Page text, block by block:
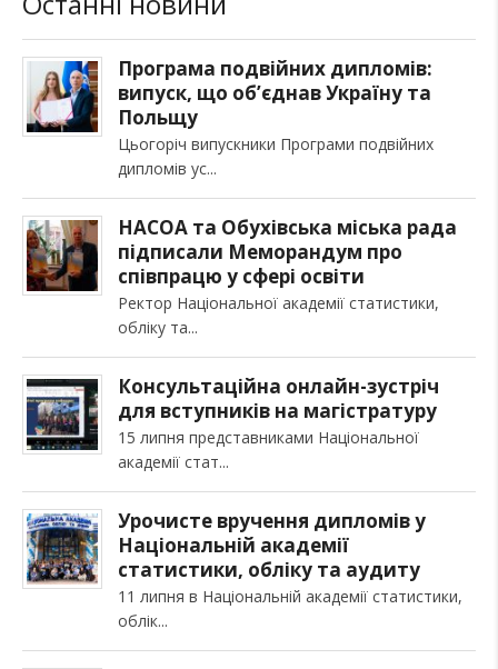
Програма подвійних дипломів:
випуск, що об’єднав Україну та
Польщу
Цьогоріч випускники Програми подвійних
дипломів ус
НАСОА та Обухівська міська рада
підписали Меморандум про
співпрацю у сфері освіти
Ректор Національної академії статистики,
обліку та
Консультаційна онлайн-зустріч
для вступників на магістратуру
15 липня представниками Національної
академії стат
Урочисте вручення дипломів у
Національній академії
статистики, обліку та аудиту
11 липня в Національній академії статистики,
облік